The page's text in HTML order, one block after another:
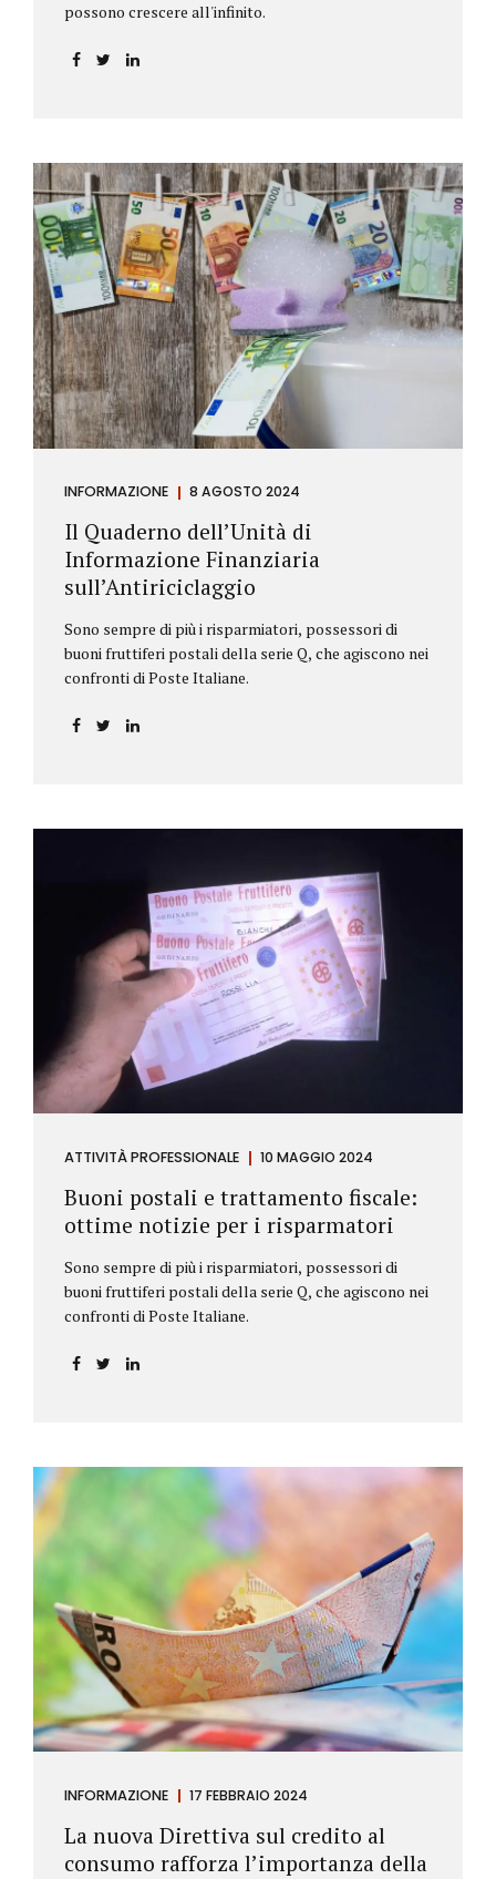
possono crescere all'infinito.
INFORMAZIONE 8 AGOSTO 2024
Il Quaderno dell’Unità di
Informazione Finanziaria
sull’Antiriciclaggio
Sono sempre di più i risparmiatori, possessori di
buoni fruttiferi postali della serie Q, che agiscono nei
confronti di Poste Italiane.
ATTIVITÀ PROFESSIONALE 10 MAGGIO 2024
Buoni postali e trattamento fiscale:
ottime notizie per i risparmatori
Sono sempre di più i risparmiatori, possessori di
buoni fruttiferi postali della serie Q, che agiscono nei
confronti di Poste Italiane.
INFORMAZIONE 17 FEBBRAIO 2024
La nuova Direttiva sul credito al
consumo rafforza l’importanza della